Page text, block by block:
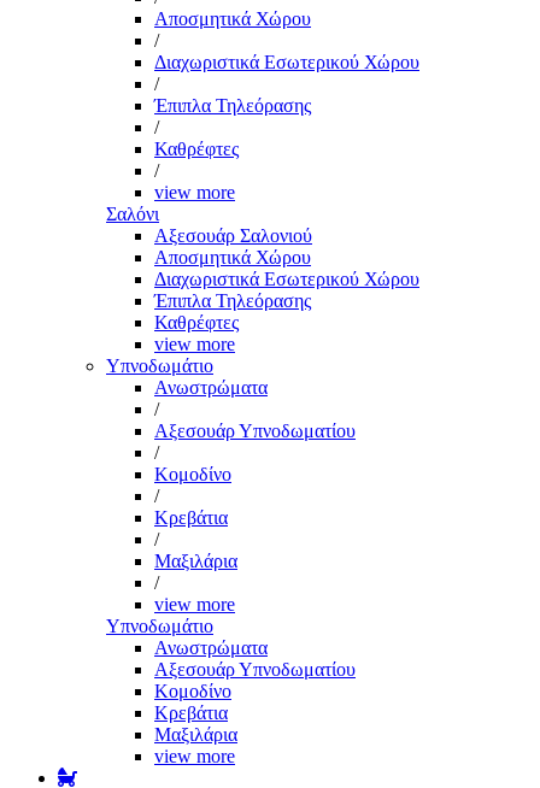
Αποσμητικά Χώρου
/
Διαχωριστικά Εσωτερικού Χώρου
/
Έπιπλα Τηλεόρασης
/
Καθρέφτες
/
view more
Σαλόνι
Αξεσουάρ Σαλονιού
Αποσμητικά Χώρου
Διαχωριστικά Εσωτερικού Χώρου
Έπιπλα Τηλεόρασης
Καθρέφτες
view more
Υπνοδωμάτιο
Ανωστρώματα
/
Αξεσουάρ Υπνοδωματίου
/
Κομοδίνο
/
Κρεβάτια
/
Μαξιλάρια
/
view more
Υπνοδωμάτιο
Ανωστρώματα
Αξεσουάρ Υπνοδωματίου
Κομοδίνο
Κρεβάτια
Μαξιλάρια
view more